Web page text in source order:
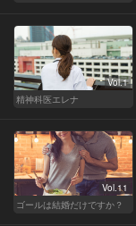
Vol.1
精神科医エレナ
Vol.11
ゴールは結婚だけですか？